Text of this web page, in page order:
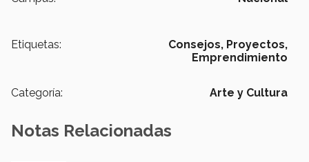
Etiquetas: Consejos, Proyectos,
Emprendimiento
Categoría: Arte y Cultura
Notas Relacionadas